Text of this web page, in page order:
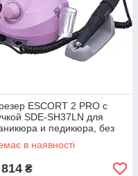
ESCORT 2 PRO с
SDE-SH37LN для
и педикюра, без
(pink)
в наявності
₴